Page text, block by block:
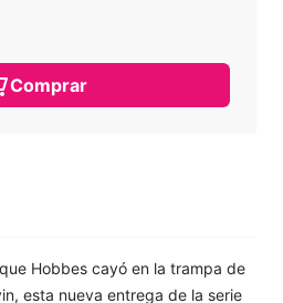
Comprar
Hobbes cayó en la trampa de
esta nueva entrega de la serie